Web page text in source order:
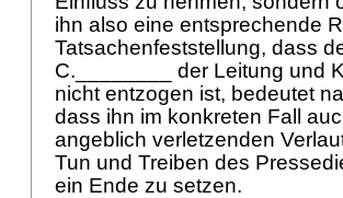
ihn also eine entsprechende
Tatsachenfeststellung, dass
C.________ der Leitung und
nicht entzogen ist, bedeutet
dass ihn im konkreten Fall
angeblich verletzenden
Tun und Treiben des
ein Ende zu setzen.